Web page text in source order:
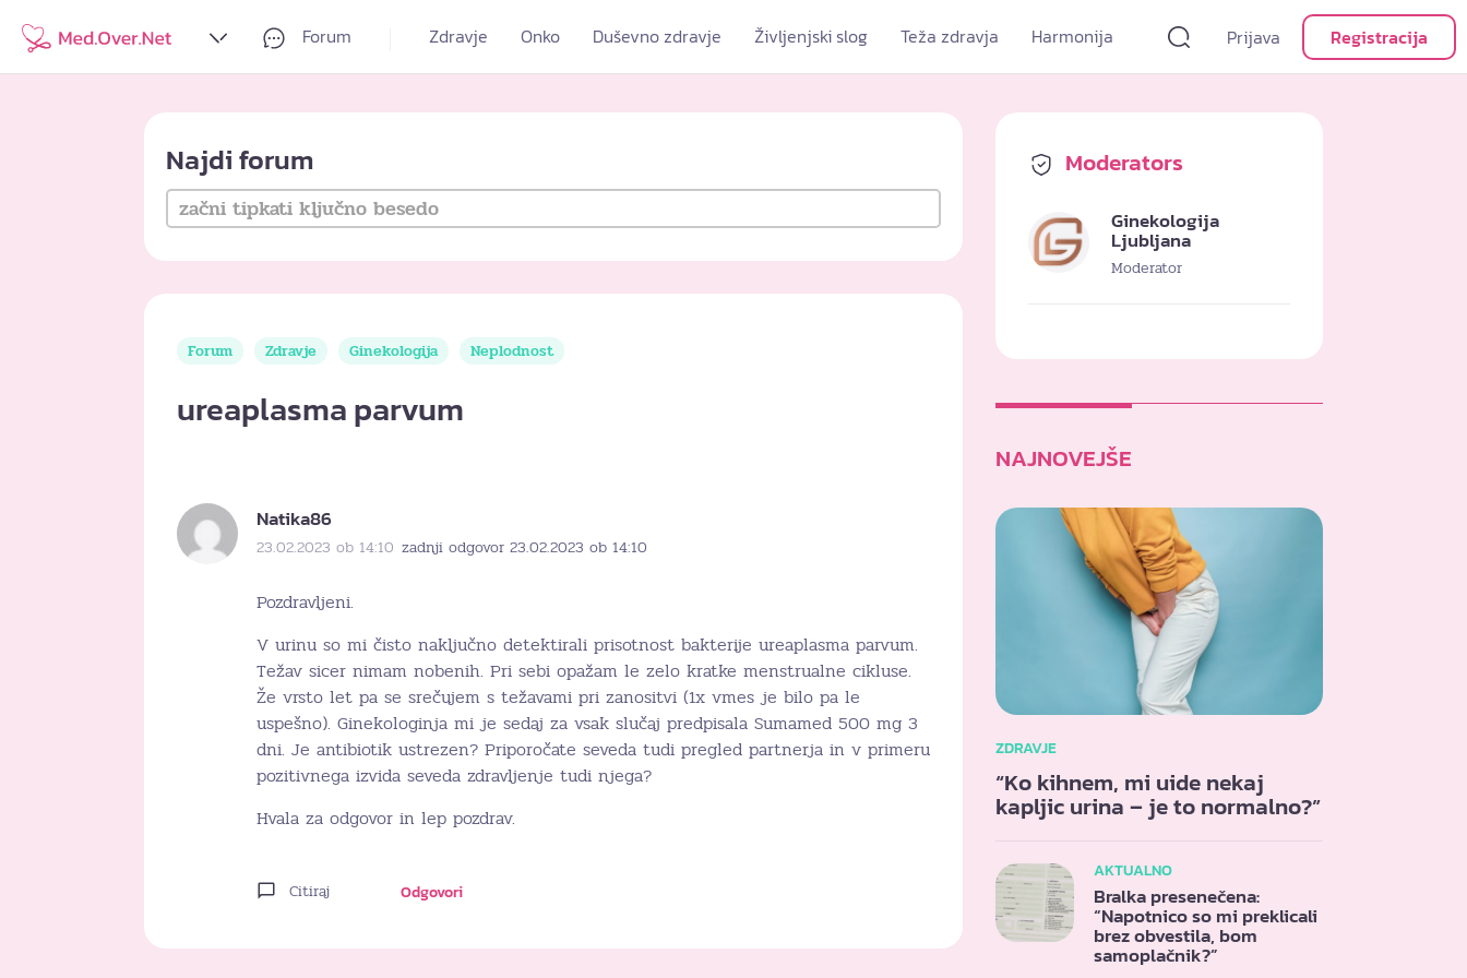
Forum Zdravje Onko Duševno zdravje Življenjski slog Teža zdravja Harmonija Prijava Registracija
Najdi forum
Forum Zdravje Ginekologija Neplodnost
ureaplasma parvum
Natika86
23.02.2023 ob 14:10 zadnji odgovor 23.02.2023 ob 14:10
Pozdravljeni.
V urinu so mi čisto naključno detektirali prisotnost bakterije ureaplasma parvum.
Težav sicer nimam nobenih. Pri sebi opažam le zelo kratke menstrualne cikluse.
Že vrsto let pa se srečujem s težavami pri zanositvi (1x vmes je bilo pa le
uspešno). Ginekologinja mi je sedaj za vsak slučaj predpisala Sumamed 500 mg 3
dni. Je antibiotik ustrezen? Priporočate seveda tudi pregled partnerja in v primeru
pozitivnega izvida seveda zdravljenje tudi njega?
Hvala za odgovor in lep pozdrav.
Citiraj Odgovori
Moderators
Ginekologija
Ljubljana
Moderator
NAJNOVEJŠE
ZDRAVJE
“Ko kihnem, mi uide nekaj
kapljic urina – je to normalno?”
AKTUALNO
Bralka presenečena:
“Napotnico so mi preklicali
brez obvestila, bom
samoplačnik?”